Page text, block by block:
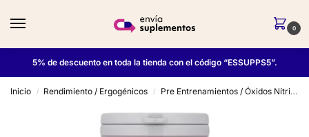
0
5% de descuento en toda la tienda con el código “ESSUPPS5”.
Inicio / Rendimiento / Ergogénicos / Pre Entrenamientos / Óxidos Nítricos